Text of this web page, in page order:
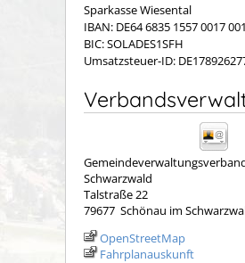
Sparkasse Wiesental
IBAN: DE64 6835 1557 0017
BIC: SOLADES1SFH
Umsatzsteuer-ID:
Schwarzwald
Talstraße 22
79677 Schönau im
OpenStreetMap
Fahrplanauskunft